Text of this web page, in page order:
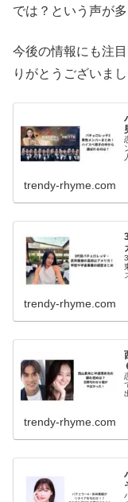
では？という声が多
今後の情報にも注
りがとうございまし
trendy-rhyme.com
trendy-rhyme.com
trendy-rhyme.com